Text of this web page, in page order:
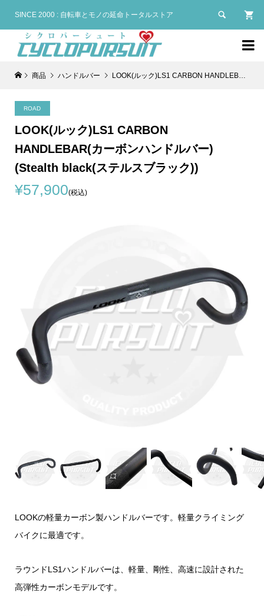
SINCE 2000 : 自転車とモノの延命トータルストア 

商品 ハンドルバー LOOK(ルック)LS1 CARBON HANDLEBAR(カーボンハンドルバー)(Stealth black(ステルスブラック))
ROAD
LOOK(ルック)LS1 CARBON
HANDLEBAR(カーボンハンドルバー)
(Stealth black(ステルスブラック))
¥57,900(税込)
LOOKの軽量カーボン製ハンドルバーです。軽量クライミング
バイクに最適です。
ラウンドLS1ハンドルバーは、軽量、剛性、高速に設計された
高弾性カーボンモデルです。